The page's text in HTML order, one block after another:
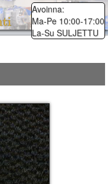
Avoinna:
Ma-Pe 10:00-17:00
La-Su SULJETTU